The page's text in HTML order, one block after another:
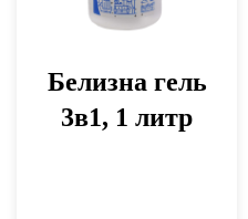
Белизна гель
3в1, 1 литр